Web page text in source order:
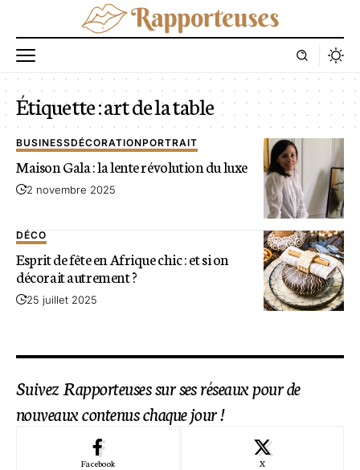
Étiquette :art de la table
BUSINESSDÉCORATIONPORTRAIT
Maison Gala : la lente révolution du luxe
2 novembre 2025
DÉCO
Esprit de fête en Afrique chic : et si on
décorait autrement ?
25 juillet 2025
Suivez Rapporteuses sur ses réseaux pour de
nouveaux contenus chaque jour !
Facebook X